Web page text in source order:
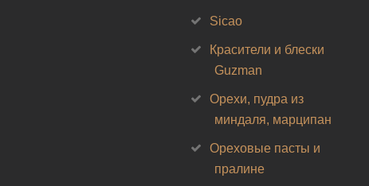
Sicao
Красители и блески
Guzman
Орехи, пудра из
миндаля, марципан
Ореховые пасты и
пралине